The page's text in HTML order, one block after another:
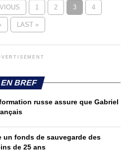
1 2 3 4
LAST »
EN BREF
russe assure que Gabriel
un fonds de sauvegarde des
de 25 ans